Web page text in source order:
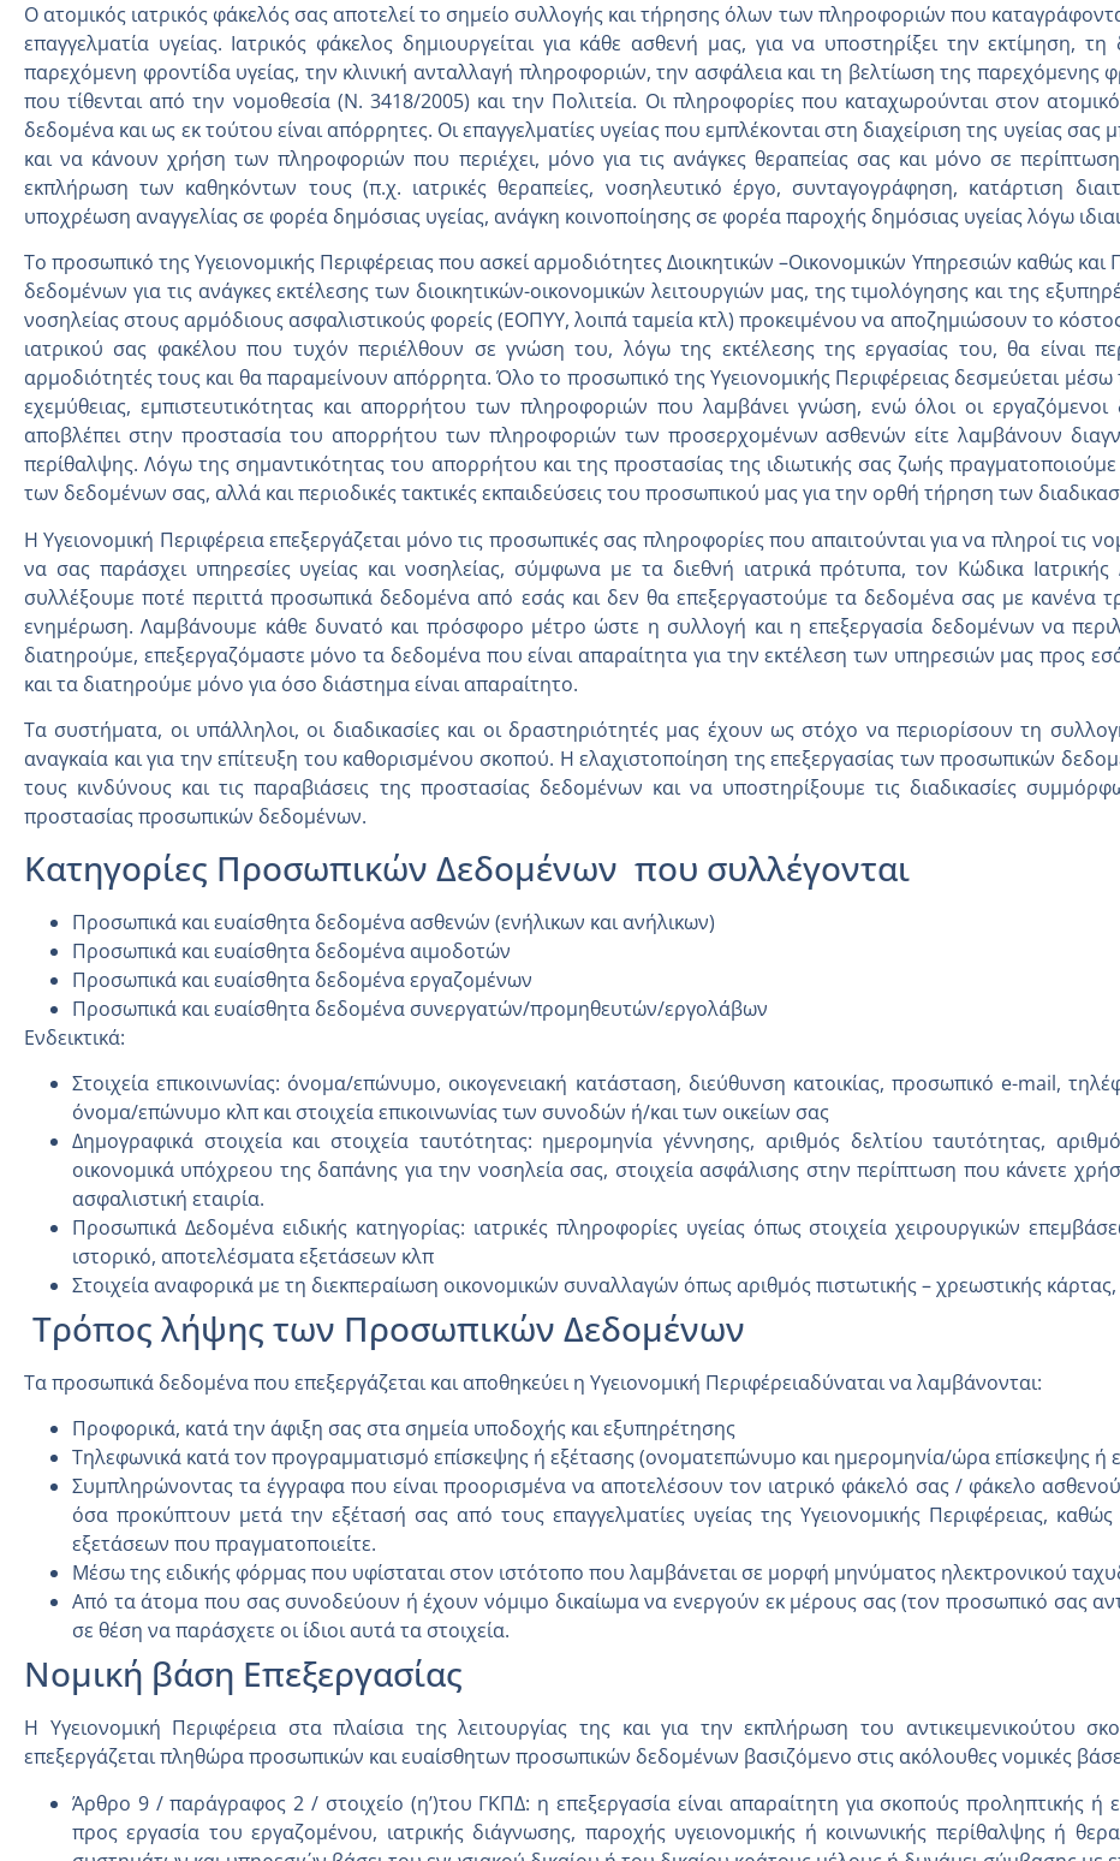
Ο ατομικός ιατρικός φάκελός σας αποτελεί το σημείο συλλογής και τήρησης όλων των πληροφοριών που
επαγγελματία υγείας. Ιατρικός φάκελος δημιουργείται για κάθε ασθενή μας, για να υποστηρίξει την εκτίμηση,
παρεχόμενη φροντίδα υγείας, την κλινική ανταλλαγή πληροφοριών, την ασφάλεια και τη βελτίωση της παρεχόμενης
που τίθενται από την νομοθεσία (Ν. 3418/2005) και την Πολιτεία. Οι πληροφορίες που καταχωρούνται στον
δεδομένα και ως εκ τούτου είναι απόρρητες. Οι επαγγελματίες υγείας που εμπλέκονται στη διαχείριση της υγείας
και να κάνουν χρήση των πληροφοριών που περιέχει, μόνο για τις ανάγκες θεραπείας σας και μόνο σε
εκπλήρωση των καθηκόντων τους (π.χ. ιατρικές θεραπείες, νοσηλευτικό έργο, συνταγογράφηση, κατάρτιση
υποχρέωση αναγγελίας σε φορέα δημόσιας υγείας, ανάγκη κοινοποίησης σε φορέα παροχής δημόσιας υγείας λόγω
Το προσωπικό της Υγειονομικής Περιφέρειας που ασκεί αρμοδιότητες Διοικητικών –Οικονομικών Υπηρεσιών καθώς
δεδομένων για τις ανάγκες εκτέλεσης των διοικητικών-οικονομικών λειτουργιών μας, της τιμολόγησης και της
νοσηλείας στους αρμόδιους ασφαλιστικούς φορείς (ΕΟΠΥΥ, λοιπά ταμεία κτλ) προκειμένου να αποζημιώσουν το
ιατρικού σας φακέλου που τυχόν περιέλθουν σε γνώση του, λόγω της εκτέλεσης της εργασίας του, θα είναι
αρμοδιότητές τους και θα παραμείνουν απόρρητα. Όλο το προσωπικό της Υγειονομικής Περιφέρειας δεσμεύεται
εχεμύθειας, εμπιστευτικότητας και απορρήτου των πληροφοριών που λαμβάνει γνώση, ενώ όλοι οι
αποβλέπει στην προστασία του απορρήτου των πληροφοριών των προσερχομένων ασθενών είτε λαμβάνουν
περίθαλψης. Λόγω της σημαντικότητας του απορρήτου και της προστασίας της ιδιωτικής σας ζωής
των δεδομένων σας, αλλά και περιοδικές τακτικές εκπαιδεύσεις του προσωπικού μας για την ορθή τήρηση των
Η Υγειονομική Περιφέρεια επεξεργάζεται μόνο τις προσωπικές σας πληροφορίες που απαιτούνται για να πληροί τις
να σας παράσχει υπηρεσίες υγείας και νοσηλείας, σύμφωνα με τα διεθνή ιατρικά πρότυπα, τον Κώδικα Ιατρικής
συλλέξουμε ποτέ περιττά προσωπικά δεδομένα από εσάς και δεν θα επεξεργαστούμε τα δεδομένα σας με
ενημέρωση. Λαμβάνουμε κάθε δυνατό και πρόσφορο μέτρο ώστε η συλλογή και η επεξεργασία δεδομένων να
διατηρούμε, επεξεργαζόμαστε μόνο τα δεδομένα που είναι απαραίτητα για την εκτέλεση των υπηρεσιών μας προς
και τα διατηρούμε μόνο για όσο διάστημα είναι απαραίτητο.
Τα συστήματα, οι υπάλληλοι, οι διαδικασίες και οι δραστηριότητές μας έχουν ως στόχο να περιορίσουν τη
αναγκαία και για την επίτευξη του καθορισμένου σκοπού. Η ελαχιστοποίηση της επεξεργασίας των προσωπικών
τους κινδύνους και τις παραβιάσεις της προστασίας δεδομένων και να υποστηρίξουμε τις διαδικασίες
προστασίας προσωπικών δεδομένων.
Κατηγορίες Προσωπικών Δεδομένων που συλλέγονται
Προσωπικά και ευαίσθητα δεδομένα ασθενών (ενήλικων και ανήλικων)
Προσωπικά και ευαίσθητα δεδομένα αιμοδοτών
Προσωπικά και ευαίσθητα δεδομένα εργαζομένων
Προσωπικά και ευαίσθητα δεδομένα συνεργατών/προμηθευτών/εργολάβων
Ενδεικτικά:
Στοιχεία επικοινωνίας: όνομα/επώνυμο, οικογενειακή κατάσταση, διεύθυνση κατοικίας, προσωπικό e-mail,
όνομα/επώνυμο κλπ και στοιχεία επικοινωνίας των συνοδών ή/και των οικείων σας
Δημογραφικά στοιχεία και στοιχεία ταυτότητας: ημερομηνία γέννησης, αριθμός δελτίου ταυτότητας,
οικονομικά υπόχρεου της δαπάνης για την νοσηλεία σας, στοιχεία ασφάλισης στην περίπτωση που κάνετε
ασφαλιστική εταιρία.
Προσωπικά Δεδομένα ειδικής κατηγορίας: ιατρικές πληροφορίες υγείας όπως στοιχεία χειρουργικών
ιστορικό, αποτελέσματα εξετάσεων κλπ
Στοιχεία αναφορικά με τη διεκπεραίωση οικονομικών συναλλαγών όπως αριθμός πιστωτικής – χρεωστικής
Τρόπος λήψης των Προσωπικών Δεδομένων
Τα προσωπικά δεδομένα που επεξεργάζεται και αποθηκεύει η Υγειονομική Περιφέρειαδύναται να λαμβάνονται:
Προφορικά, κατά την άφιξη σας στα σημεία υποδοχής και εξυπηρέτησης
Τηλεφωνικά κατά τον προγραμματισμό επίσκεψης ή εξέτασης (ονοματεπώνυμο και ημερομηνία/ώρα επίσκεψης ή
Συμπληρώνοντας τα έγγραφα που είναι προορισμένα να αποτελέσουν τον ιατρικό φάκελό σας / φάκελο
όσα προκύπτουν μετά την εξέτασή σας από τους επαγγελματίες υγείας της Υγειονομικής Περιφέρειας,
εξετάσεων που πραγματοποιείτε.
Μέσω της ειδικής φόρμας που υφίσταται στον ιστότοπο που λαμβάνεται σε μορφή μηνύματος ηλεκτρονικού
Από τα άτομα που σας συνοδεύουν ή έχουν νόμιμο δικαίωμα να ενεργούν εκ μέρους σας (τον προσωπικό σας
σε θέση να παράσχετε οι ίδιοι αυτά τα στοιχεία.
Νομική βάση Επεξεργασίας
Η Υγειονομική Περιφέρεια στα πλαίσια της λειτουργίας της και για την εκπλήρωση του αντικειμενικούτου
επεξεργάζεται πληθώρα προσωπικών και ευαίσθητων προσωπικών δεδομένων βασιζόμενο στις ακόλουθες νομικές
Άρθρο 9 / παράγραφος 2 / στοιχείο (η’)του ΓΚΠΔ: η επεξεργασία είναι απαραίτητη για σκοπούς προληπτικής ή
προς εργασία του εργαζομένου, ιατρικής διάγνωσης, παροχής υγειονομικής ή κοινωνικής περίθαλψης ή